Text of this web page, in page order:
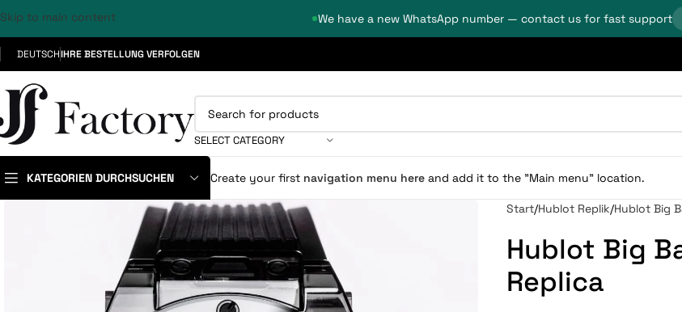
We have a new WhatsApp number — contact us for fast support
Skip to main content
DEUTSCHIHRE BESTELLUNG VERFOLGEN
SELECT CATEGORY
KATEGORIEN DURCHSUCHEN Create your first navigation menu here and add it to the "Main menu" location.
Start Hublot Replik Hublot Big
Hublot Big
Replica